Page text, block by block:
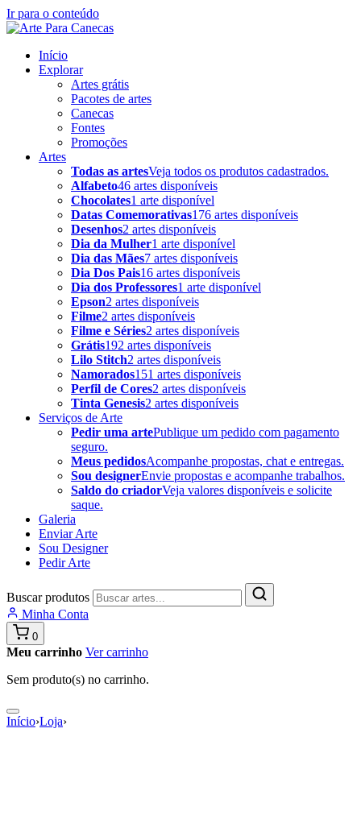
Ir para o conteúdo
Início
Explorar
Artes grátis
Pacotes de artes
Canecas
Fontes
Promoções
Artes
Todas as artesVeja todos os produtos cadastrados.
Alfabeto46 artes disponíveis
Chocolates1 arte disponível
Datas Comemorativas176 artes disponíveis
Desenhos2 artes disponíveis
Dia da Mulher1 arte disponível
Dia das Mães7 artes disponíveis
Dia Dos Pais16 artes disponíveis
Dia dos Professores1 arte disponível
Epson2 artes disponíveis
Filme2 artes disponíveis
Filme e Séries2 artes disponíveis
Grátis192 artes disponíveis
Lilo Stitch2 artes disponíveis
Namorados151 artes disponíveis
Perfil de Cores2 artes disponíveis
Tinta Genesis2 artes disponíveis
Serviços de Arte
Pedir uma artePublique um pedido com pagamento
seguro.
Meus pedidosAcompanhe propostas, chat e entregas.
Sou designerEnvie propostas e acompanhe trabalhos.
Saldo do criadorVeja valores disponíveis e solicite
saque.
Galeria
Enviar Arte
Sou Designer
Pedir Arte
Buscar produtos
Minha Conta
0
Meu carrinho Ver carrinho
Sem produto(s) no carrinho.
Início›Loja›